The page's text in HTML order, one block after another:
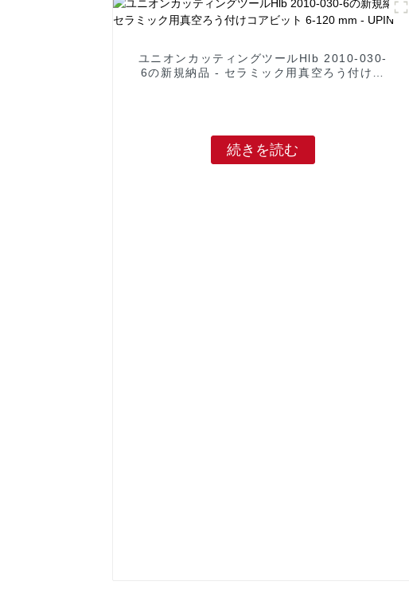
ユニオンカッティングツールHlb 2010-030-
6の新規納品 - セラミック用真空ろう付けコ
続きを読む